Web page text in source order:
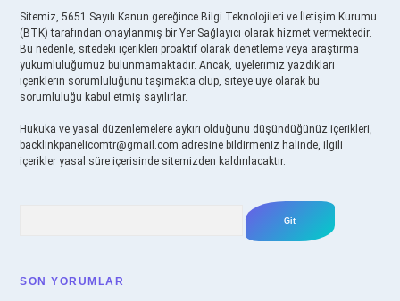
Sitemiz, 5651 Sayılı Kanun gereğince Bilgi Teknolojileri ve İletişim Kurumu
(BTK) tarafından onaylanmış bir Yer Sağlayıcı olarak hizmet vermektedir.
Bu nedenle, sitedeki içerikleri proaktif olarak denetleme veya araştırma
yükümlülüğümüz bulunmamaktadır. Ancak, üyelerimiz yazdıkları
içeriklerin sorumluluğunu taşımakta olup, siteye üye olarak bu
sorumluluğu kabul etmiş sayılırlar.
Hukuka ve yasal düzenlemelere aykırı olduğunu düşündüğünüz içerikleri,
backlinkpanelicomtr@gmail.com adresine bildirmeniz halinde, ilgili
içerikler yasal süre içerisinde sitemizden kaldırılacaktır.
SON YORUMLAR